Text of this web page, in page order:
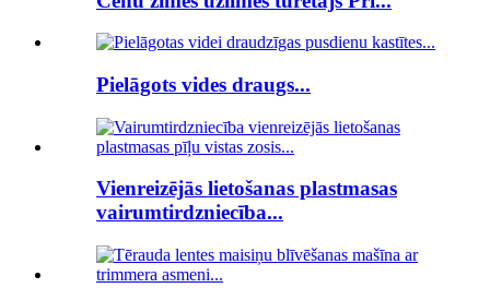
Pielāgots vides draugs...
Vienreizējās lietošanas plastmasas
vairumtirdzniecība...